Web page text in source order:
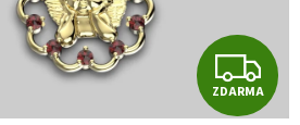
Z
D
ZDARMA